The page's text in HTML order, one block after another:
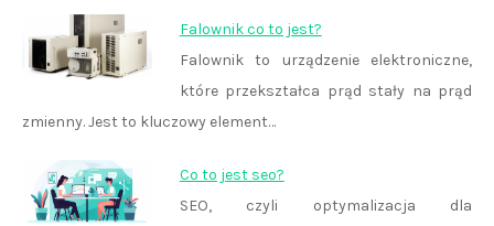
Falownik co to jest?
Falownik to urządzenie elektroniczne,
które przekształca prąd stały na prąd
zmienny. Jest to kluczowy element…
Co to jest seo?
SEO, czyli optymalizacja dla